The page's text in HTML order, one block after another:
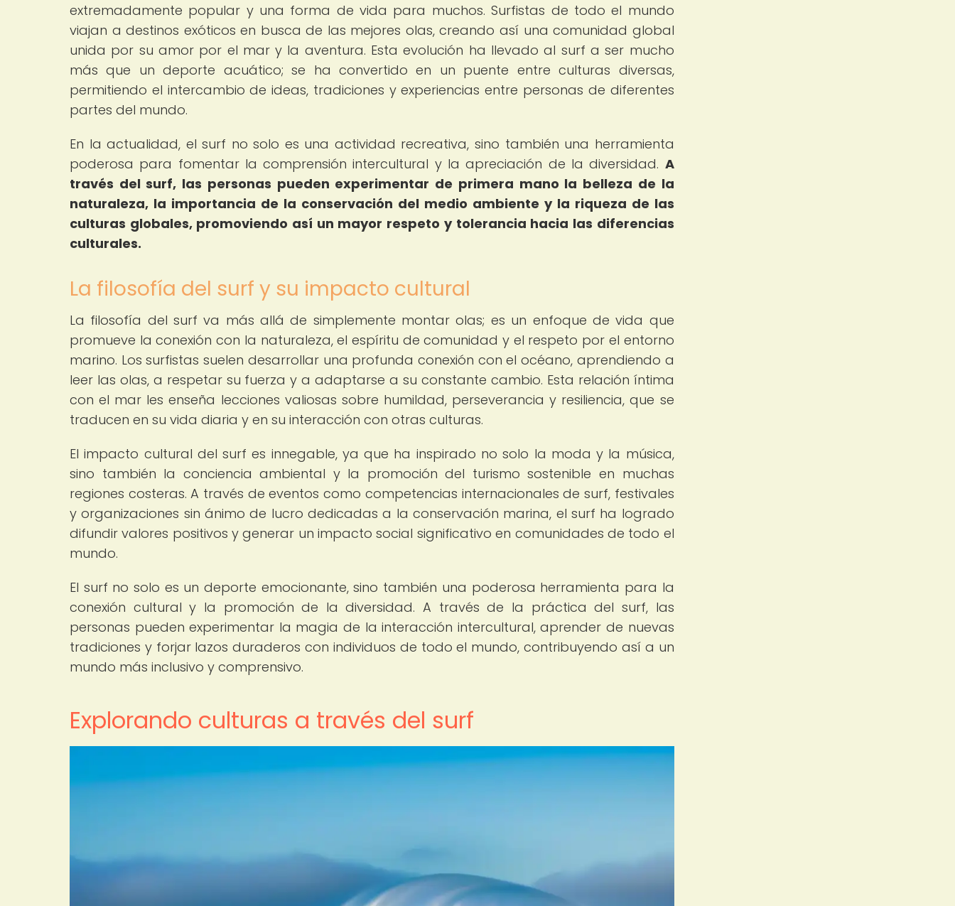
extremadamente popular y una forma de vida para muchos. Surfistas de todo el mundo
viajan a destinos exóticos en busca de las mejores olas, creando así una comunidad global
unida por su amor por el mar y la aventura. Esta evolución ha llevado al surf a ser mucho
más que un deporte acuático; se ha convertido en un puente entre culturas diversas,
permitiendo el intercambio de ideas, tradiciones y experiencias entre personas de diferentes
partes del mundo.
En la actualidad, el surf no solo es una actividad recreativa, sino también una herramienta
poderosa para fomentar la comprensión intercultural y la apreciación de la diversidad. A
través del surf, las personas pueden experimentar de primera mano la belleza de la
naturaleza, la importancia de la conservación del medio ambiente y la riqueza de las
culturas globales, promoviendo así un mayor respeto y tolerancia hacia las diferencias
culturales.
La filosofía del surf y su impacto cultural
La filosofía del surf va más allá de simplemente montar olas; es un enfoque de vida que
promueve la conexión con la naturaleza, el espíritu de comunidad y el respeto por el entorno
marino. Los surfistas suelen desarrollar una profunda conexión con el océano, aprendiendo a
leer las olas, a respetar su fuerza y a adaptarse a su constante cambio. Esta relación íntima
con el mar les enseña lecciones valiosas sobre humildad, perseverancia y resiliencia, que se
traducen en su vida diaria y en su interacción con otras culturas.
El impacto cultural del surf es innegable, ya que ha inspirado no solo la moda y la música,
sino también la conciencia ambiental y la promoción del turismo sostenible en muchas
regiones costeras. A través de eventos como competencias internacionales de surf, festivales
y organizaciones sin ánimo de lucro dedicadas a la conservación marina, el surf ha logrado
difundir valores positivos y generar un impacto social significativo en comunidades de todo el
mundo.
El surf no solo es un deporte emocionante, sino también una poderosa herramienta para la
conexión cultural y la promoción de la diversidad. A través de la práctica del surf, las
personas pueden experimentar la magia de la interacción intercultural, aprender de nuevas
tradiciones y forjar lazos duraderos con individuos de todo el mundo, contribuyendo así a un
mundo más inclusivo y comprensivo.
Explorando culturas a través del surf